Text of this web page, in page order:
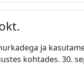
ja
kohtades. 30.